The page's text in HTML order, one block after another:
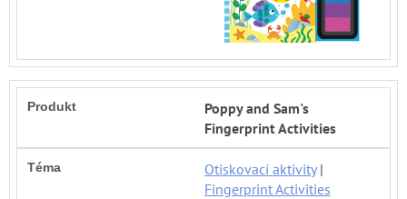
Poppy and Sam's
Fingerprint Activities
Otiskovací aktivity|
Fingerprint Activities